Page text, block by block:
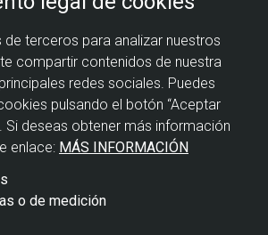
terceros para analizar nuestros
compartir contenidos de nuestra
redes sociales. Puedes
pulsando el botón “Aceptar
deseas obtener más información
enlace: MÁS INFORMACIÓN
o de medición